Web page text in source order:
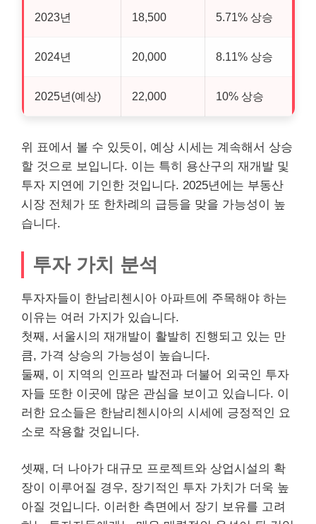
2023년 18,500 5.71% 상승
2024년 20,000 8.11% 상승
2025년(예상) 22,000 10% 상승
위 표에서 볼 수 있듯이, 예상 시세는 계속해서 상승
할 것으로 보입니다. 이는 특히 용산구의 재개발 및
투자 지연에 기인한 것입니다. 2025년에는 부동산
시장 전체가 또 한차례의 급등을 맞을 가능성이 높
습니다.
투자 가치 분석
투자자들이 한남리첸시아 아파트에 주목해야 하는
이유는 여러 가지가 있습니다.
첫째, 서울시의 재개발이 활발히 진행되고 있는 만
큼, 가격 상승의 가능성이 높습니다.
둘째, 이 지역의 인프라 발전과 더불어 외국인 투자
자들 또한 이곳에 많은 관심을 보이고 있습니다. 이
러한 요소들은 한남리첸시아의 시세에 긍정적인 요
소로 작용할 것입니다.
셋째, 더 나아가 대규모 프로젝트와 상업시설의 확
장이 이루어질 경우, 장기적인 투자 가치가 더욱 높
아질 것입니다. 이러한 측면에서 장기 보유를 고려